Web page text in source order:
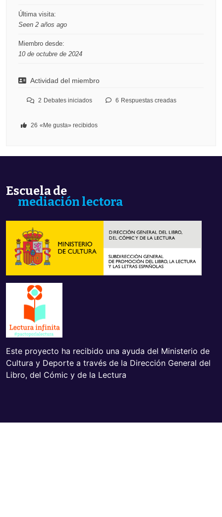
Última visita:
Seen 2 años ago
Miembro desde:
10 de octubre de 2024
Actividad del miembro
2 Debates iniciados 6 Respuestas creadas
26 «Me gusta» recibidos
Escuela de
mediación lectora
Este proyecto ha recibido una ayuda del Ministerio de
Cultura y Deporte a través de la Dirección General del
Libro, del Cómic y de la Lectura